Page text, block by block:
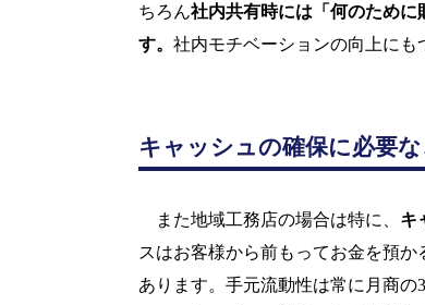
ちろん社内共有時には「 何のために
す。 社内モチベーションの向上にも
キャッシュの確保に必要
また地域工務店の場合は特に、 キ
スはお客様から前もってお金を預
あります。手元流動性は常に月商の3